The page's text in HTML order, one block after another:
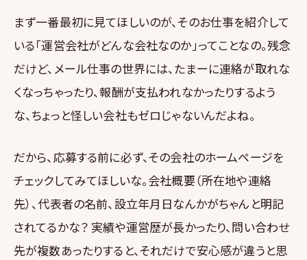
まず一番最初に見てほしいのが、そのお仕事を紹介して
いる「運営会社がどんな会社なのか」ってことなの。残念
だけど、メール仕事の世界には、たまーに連絡が取れな
くなっちゃったり、報酬が支払われなかったりするよう
な、ちょっと怪しい会社もゼロじゃないんだよね。
だから、応募する前に必ず、その会社のホームページを
チェックしてみてほしいな。会社概要（所在地や連絡
先）、代表者の名前、設立年月日なんかがちゃんと明記
されてるかな？ 実績や運営歴が長かったり、問い合わせ
先が複数あったりすると、それだけで安心感が違うと思